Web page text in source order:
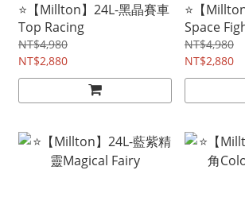
⭐【Millton】24L-黑晶賽車
Top Racing
NT$4,980
NT$2,880
⭐【
Space
NT$4,980
NT$2,880